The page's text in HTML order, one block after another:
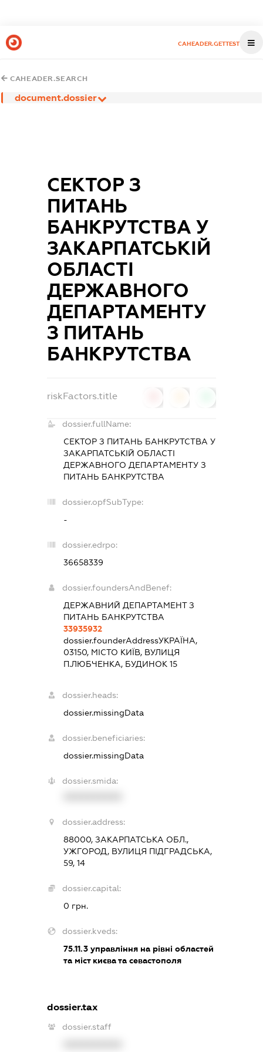
CAHEADER.GETTEST
CAHEADER.SEARCH
document.dossier
СЕКТОР З
ПИТАНЬ
БАНКРУТСТВА У
ЗАКАРПАТСЬКІЙ
ОБЛАСТІ
ДЕРЖАВНОГО
ДЕПАРТАМЕНТУ
З ПИТАНЬ
БАНКРУТСТВА
riskFactors.title
dossier.fullName:
СЕКТОР З ПИТАНЬ БАНКРУТСТВА У
ЗАКАРПАТСЬКІЙ ОБЛАСТІ
ДЕРЖАВНОГО ДЕПАРТАМЕНТУ З
ПИТАНЬ БАНКРУТСТВА
dossier.opfSubType:
-
dossier.edrpo:
36658339
dossier.foundersAndBenef:
ДЕРЖАВНИЙ ДЕПАРТАМЕНТ З
ПИТАНЬ БАНКРУТСТВА
33935932
dossier.founderAddressУКРАЇНА,
03150, МІСТО КИЇВ, ВУЛИЦЯ
П.ЛЮБЧЕНКА, БУДИНОК 15
dossier.heads:
dossier.missingData
dossier.beneficiaries:
dossier.missingData
dossier.smida:
dossier.address:
88000, ЗАКАРПАТСЬКА ОБЛ.,
УЖГОРОД, ВУЛИЦЯ ПІДГРАДСЬКА,
59, 14
dossier.capital:
0 грн.
dossier.kveds:
75.11.3управління на рівні областей
та міст києва та севастополя
dossier.tax
dossier.staff